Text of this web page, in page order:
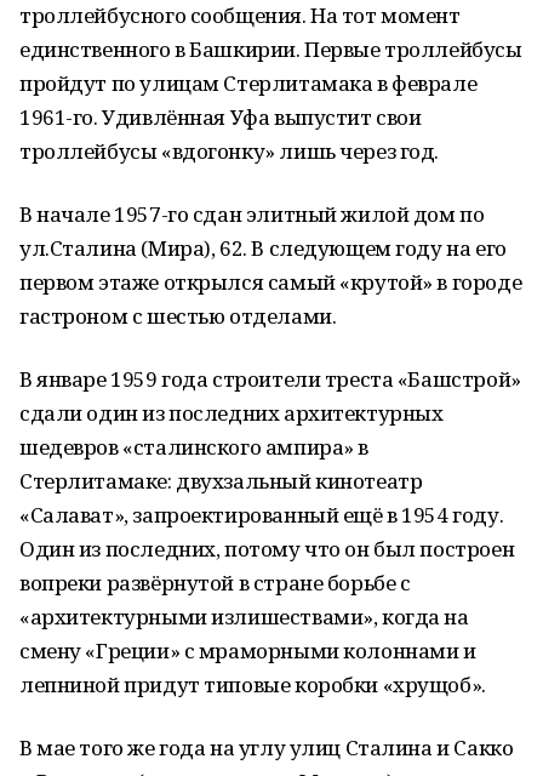
троллейбусного сообщения. На тот момент
единственного в Башкирии. Первые троллейбусы
пройдут по улицам Стерлитамака в феврале
1961-го. Удивлённая Уфа выпустит свои
троллейбусы «вдогонку» лишь через год.
В начале 1957-го сдан элитный жилой дом по
ул.Сталина (Мира), 62. В следующем году на его
первом этаже открылся самый «крутой» в городе
гастроном с шестью отделами.
В январе 1959 года строители треста «Башстрой»
сдали один из последних архитектурных
шедевров «сталинского ампира» в
Стерлитамаке: двухзальный кинотеатр
«Салават», запроектированный ещё в 1954 году.
Один из последних, потому что он был построен
вопреки развёрнутой в стране борьбе с
«архитектурными излишествами», когда на
смену «Греции» с мраморными колоннами и
лепниной придут типовые коробки «хрущоб».
В мае того же года на углу улиц Сталина и Сакко